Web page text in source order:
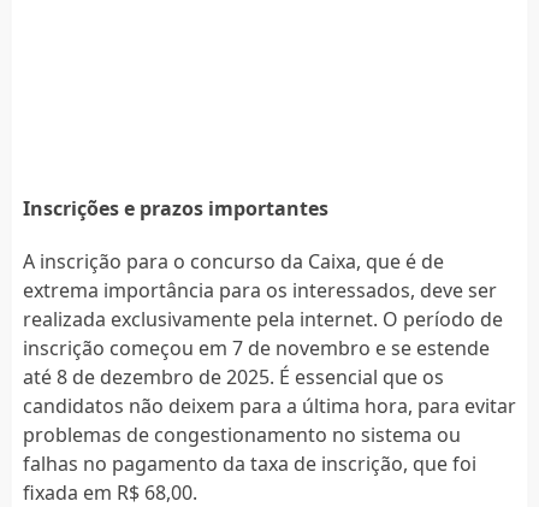
Inscrições e prazos importantes
A inscrição para o concurso da Caixa, que é de
extrema importância para os interessados, deve ser
realizada exclusivamente pela internet. O período de
inscrição começou em 7 de novembro e se estende
até 8 de dezembro de 2025. É essencial que os
candidatos não deixem para a última hora, para evitar
problemas de congestionamento no sistema ou
falhas no pagamento da taxa de inscrição, que foi
fixada em R$ 68,00.